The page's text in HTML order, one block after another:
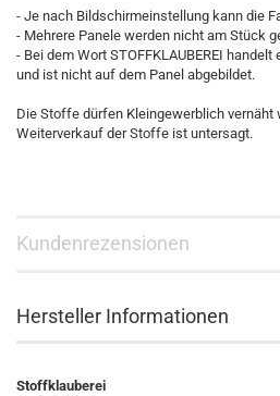
- Je nach Bildschirmeinstellung kann die
- Mehrere Panele werden nicht am Stück
- Bei dem Wort STOFFKLAUBEREI
und ist nicht auf dem Panel abgebildet.
Die Stoffe dürfen Kleingewerblich vernäht
Weiterverkauf der Stoffe ist untersagt.
Kundenrezensionen
Hersteller Informationen
Stoffklauberei